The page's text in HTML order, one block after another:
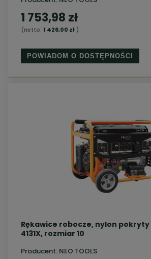
1 753,98 zł
(netto: 1 426,00 zł)
POWIADOM O DOSTĘPNOŚCI
Rękawice robocze, nylon
4131X, rozmiar 10
Producent: NEO TOOLS